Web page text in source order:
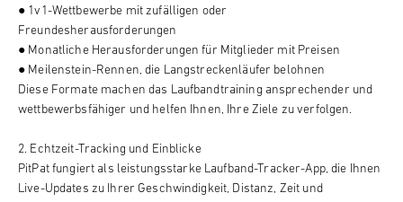
● 1v1-Wettbewerbe mit zufälligen oder
Freundesherausforderungen
● Monatliche Herausforderungen für Mitglieder mit Preisen
● Meilenstein-Rennen, die Langstreckenläufer belohnen
Diese Formate machen das Laufbandtraining ansprechender und
wettbewerbsfähiger und helfen Ihnen, Ihre Ziele zu verfolgen.
2. Echtzeit-Tracking und Einblicke
PitPat fungiert als leistungsstarke Laufband-Tracker-App, die Ihnen
Live-Updates zu Ihrer Geschwindigkeit, Distanz, Zeit und